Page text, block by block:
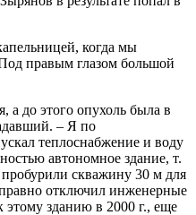
когда мы
правым глазом большой
а до этого опухоль была в
– Я по
теплоснабжение и воду
автономное здание, т.
скважину 30 м для
отключил инженерные
зданию в 2000 г., еще